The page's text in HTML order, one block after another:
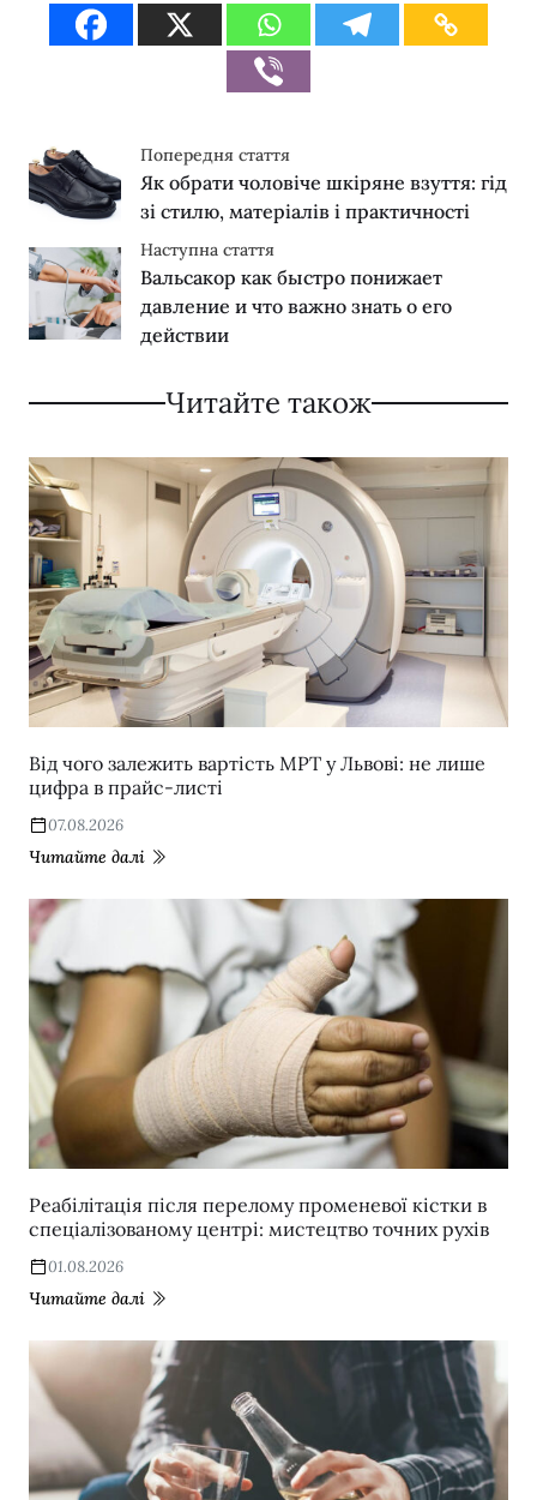
Попередня стаття
Як обрати чоловіче шкіряне взуття: гід
зі стилю, матеріалів і практичності
Наступна стаття
Вальсакор как быстро понижает
давление и что важно знать о его
действии
Читайте також
Від чого залежить вартість МРТ у Львові: не лише
цифра в прайс-листі
07.08.2026
Читайте далі
Реабілітація після перелому променевої кістки в
спеціалізованому центрі: мистецтво точних рухів
01.08.2026
Читайте далі